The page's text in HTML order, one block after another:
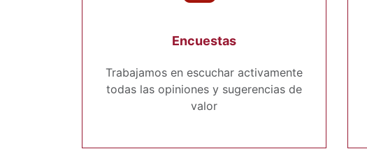
Encuestas
Trabajamos en escuchar activamente
todas las opiniones y sugerencias de
valor